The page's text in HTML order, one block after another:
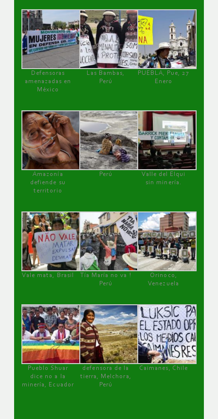
Defensoras
amenazadas en
México
Las Bambas,
Perú
PUEBLA, Pue, 27
Enero
Amazonía
defiende su
territorio
Perú
Valle del Elqui
sin minería.
Vale mata, Brasil
Tía María no va !
Perú
Orinoco,
Venezuela
Pueblo Shuar
dice no a la
minería, Ecuador
defensora de la
tierra, Melchora,
Perú
Caimanes, Chile